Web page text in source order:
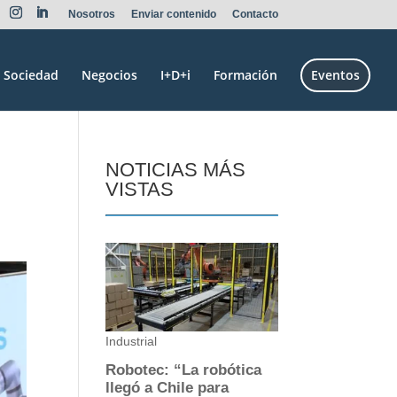
Nosotros Enviar contenido Contacto
Sociedad Negocios I+D+i Formación Eventos
NOTICIAS MÁS
VISTAS